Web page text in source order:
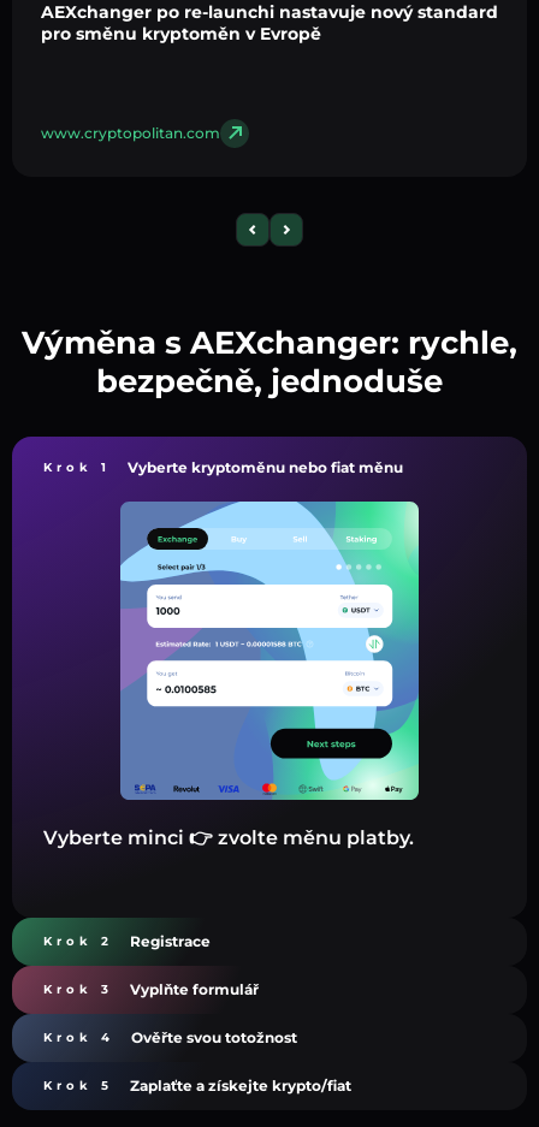
AEXchanger po re-launchi nastavuje nový standard
pro směnu kryptoměn v Evropě
www.cryptopolitan.com
Výměna s AEXchanger: rychle,
bezpečně, jednoduše
Krok 1 Vyberte kryptoměnu nebo fiat měnu
Vyberte minci 👉 zvolte měnu platby.
Krok 2 Registrace
Krok 3 Vyplňte formulář
Krok 4 Ověřte svou totožnost
Krok 5 Zaplaťte a získejte krypto/fiat